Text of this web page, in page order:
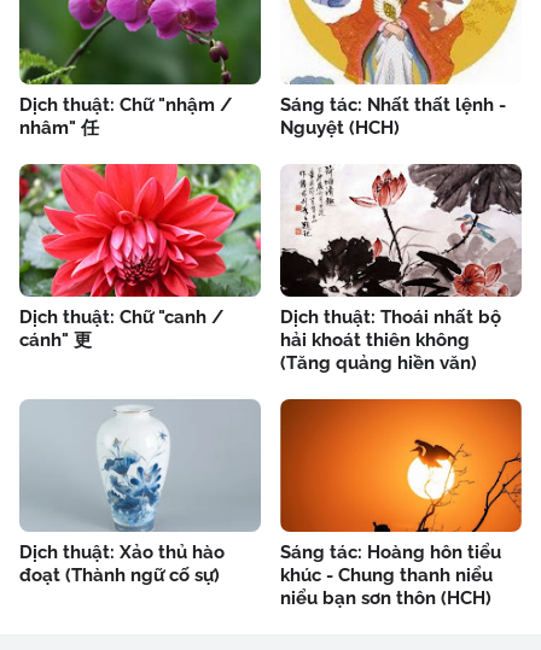
Dịch thuật: Chữ "nhậm /
nhâm" 任
Sáng tác: Nhất thất lệnh -
Nguyệt (HCH)
Dịch thuật: Chữ "canh /
cánh" 更
Dịch thuật: Thoái nhất bộ
hải khoát thiên không
(Tăng quảng hiền văn)
Dịch thuật: Xảo thủ hào
đoạt (Thành ngữ cố sự)
Sáng tác: Hoàng hôn tiểu
khúc - Chung thanh niểu
niểu bạn sơn thôn (HCH)